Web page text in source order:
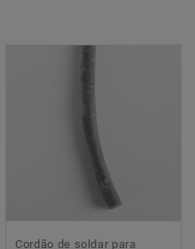
Cordão de soldar para